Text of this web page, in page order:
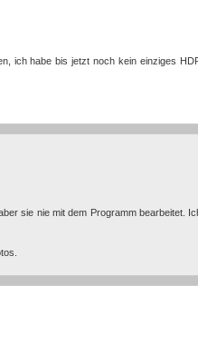
ich habe bis jetzt noch kein einziges
sie nie mit dem Programm bearbeitet.